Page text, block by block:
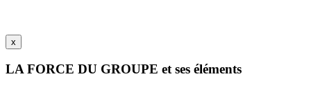
x
LA FORCE DU GROUPE et ses éléments